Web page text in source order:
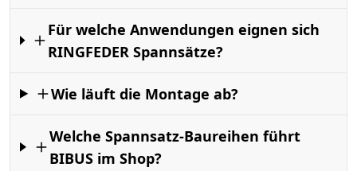
Für welche Anwendungen eignen sich
RINGFEDER Spannsätze?
Wie läuft die Montage ab?
Welche Spannsatz-Baureihen führt
BIBUS im Shop?